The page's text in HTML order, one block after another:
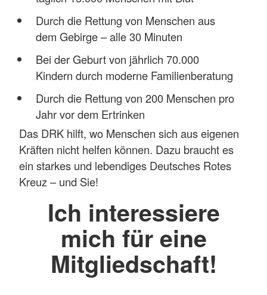
Durch die Rettung von Menschen aus
dem Gebirge – alle 30 Minuten
Bei der Geburt von jährlich 70.000
Kindern durch moderne Familienberatung
Durch die Rettung von 200 Menschen pro
Jahr vor dem Ertrinken
Das DRK hilft, wo Menschen sich aus eigenen
Kräften nicht helfen können. Dazu braucht es
ein starkes und lebendiges Deutsches Rotes
Kreuz – und Sie!
Ich interessiere
mich für eine
Mitgliedschaft!